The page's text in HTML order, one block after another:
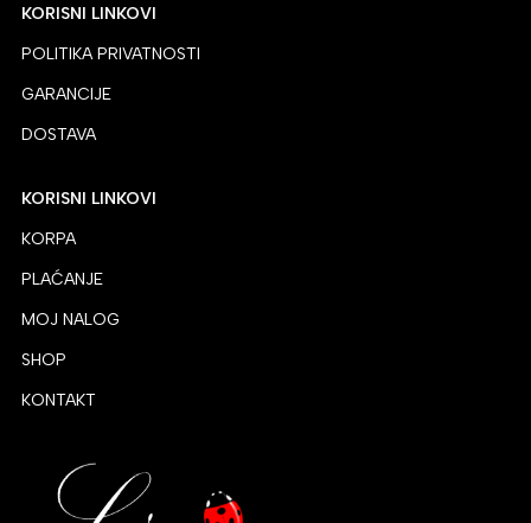
KORISNI LINKOVI
POLITIKA PRIVATNOSTI
GARANCIJE
DOSTAVA
KORISNI LINKOVI
KORPA
PLAĆANJE
MOJ NALOG
SHOP
KONTAKT